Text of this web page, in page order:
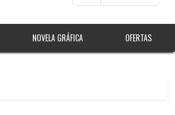
NOVELA GRÁFICA OFERTAS